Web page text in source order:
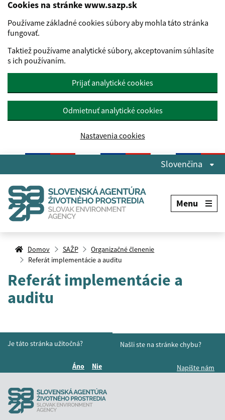
Cookies na stránke www.sazp.sk
Používame základné cookies súbory aby mohla táto stránka
fungovať.
Taktiež používame analytické súbory, akceptovaním súhlasíte
s ich používaním.
Prijať analytické cookies
Odmietnuť analytické cookies
Nastavenia cookies
Slovenčina
Menu
Domov SAŽP
Organizačné členenie
Referát implementácie a auditu
Referát implementácie a
auditu
Je táto stránka užitočná?
Áno
Boli tieto informácie pre vás užitočné?
Nie
Boli tieto informácie pre vás užitočné?
Našli ste na stránke chybu?
Napíšte nám